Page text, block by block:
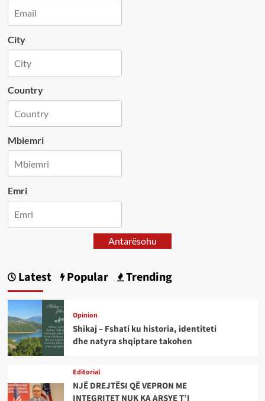
City
Country
Mbiemri
Emri
Antarësohu
Latest Popular Trending
Opinion
Shikaj – Fshati ku historia, identiteti
dhe natyra shqiptare takohen
Editorial
NJË DREJTËSI QË VEPRON ME
INTEGRITET NUK KA ARSYE T’I